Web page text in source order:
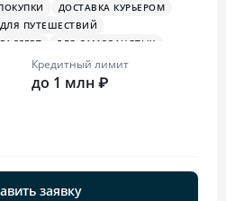
ДОСТАВКА КУРЬЕРОМ
ДЛЯ ПУТЕШЕСТВИЙ
ДЛЯ САМОЗАНЯТЫХ
Кредитный лимит
до 1 млн ₽
заявку